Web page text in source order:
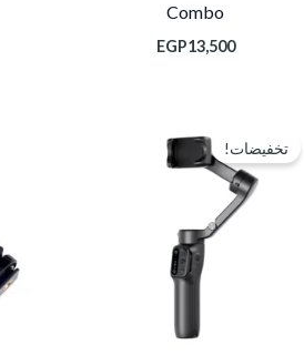
Combo
EGP13,500
تخفيضات!
الأصلي
هو: